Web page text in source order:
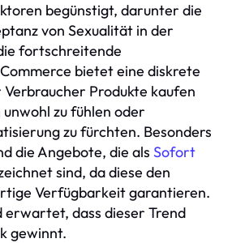
begünstigt, darunter die
von Sexualität in der
fortschreitende
bietet eine diskrete
Produkte kaufen
zu fühlen oder
zu fürchten. Besonders
die Angebote, die als Sofort
sind, da diese den
Verfügbarkeit garantieren.
erwartet, dass dieser Trend
gewinnt.